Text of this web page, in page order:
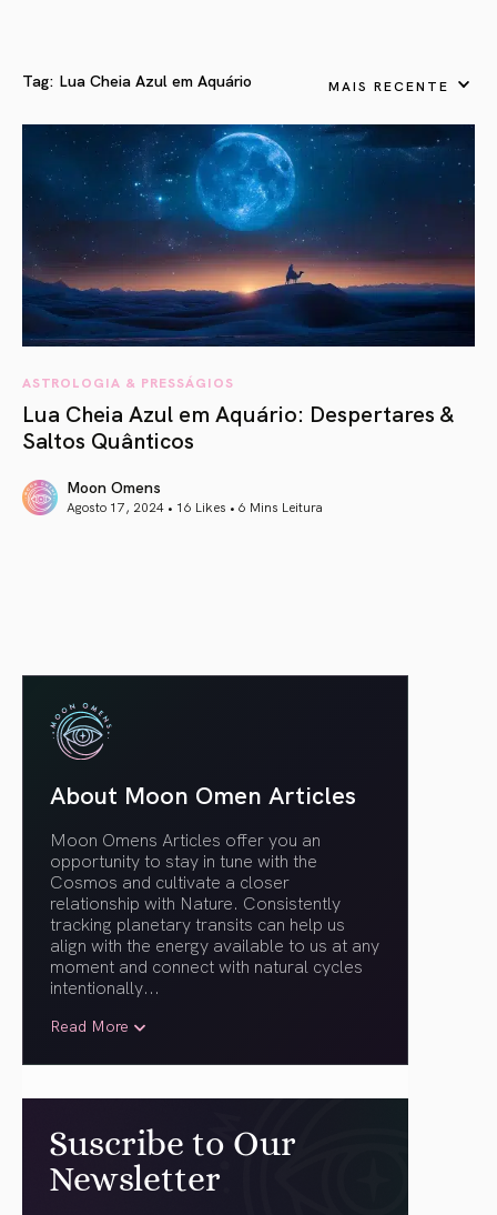
Tag: Lua Cheia Azul em Aquário MAIS RECENTE
ASTROLOGIA & PRESSÁGIOS
Lua Cheia Azul em Aquário: Despertares &
Saltos Quânticos
Moon Omens
Agosto 17, 2024 • 16 Likes • 6 Mins Leitura
About Moon Omen Articles
Moon Omens Articles offer you an
opportunity to stay in tune with the
Cosmos and cultivate a closer
relationship with Nature. Consistently
tracking planetary transits can help us
align with the energy available to us at any
moment and connect with natural cycles
intentionally...
Read More
Suscribe to Our
Newsletter